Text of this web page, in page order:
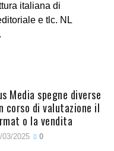
italiana di
e tlc. NL
Media spegne diverse
corso di valutazione il
o la vendita
03/2025 0